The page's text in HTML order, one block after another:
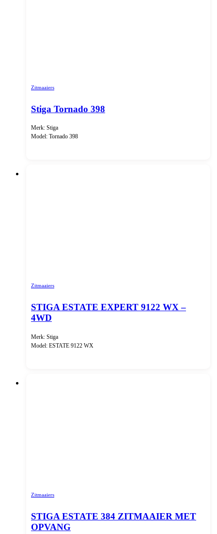
Zitmaaiers
Stiga Tornado 398
Merk: Stiga
Model: Tornado 398
Zitmaaiers
STIGA ESTATE EXPERT 9122 WX –
4WD
Merk: Stiga
Model: ESTATE 9122 WX
Zitmaaiers
STIGA ESTATE 384 ZITMAAIER MET
OPVANG